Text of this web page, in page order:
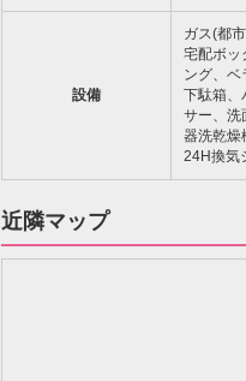
設備
ガス(都
宅配ボッ
ング、ベ
下駄箱、
サー、洗
器洗乾燥
24H換気
近隣マップ